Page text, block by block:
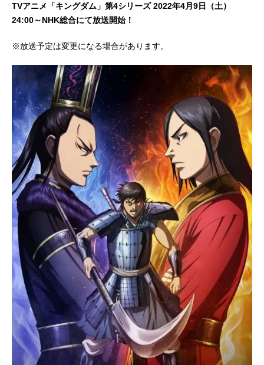
TVアニメ「キングダム」第4シリーズ 2022年4月9日（土）
24:00～NHK総合にて放送開始！
※放送予定は変更になる場合があります。